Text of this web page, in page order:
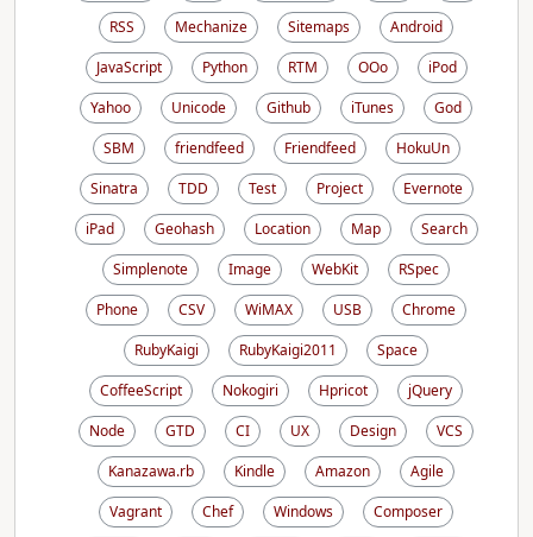
RSS
Mechanize Sitemaps
Android
JavaScript
Python RTM OOo
iPod
Yahoo
Unicode Github iTunes
God
SBM
friendfeed Friendfeed
HokuUn
Sinatra
TDD Test Project
Evernote
iPad
Geohash Location Map
Search
Simplenote
Image WebKit
RSpec
Phone
CSV WiMAX USB
Chrome
RubyKaigi
RubyKaigi2011
Space
CoffeeScript
Nokogiri Hpricot
jQuery
Node
GTD CI UX Design
VCS
Kanazawa.rb
Kindle Amazon
Agile
Vagrant
Chef Windows
Composer